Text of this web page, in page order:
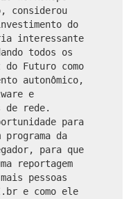
considerou
do
interessante
todos os
Futuro como
autonômico,
e
de rede.
para
da
para que
reportagem
pessoas
e como ele